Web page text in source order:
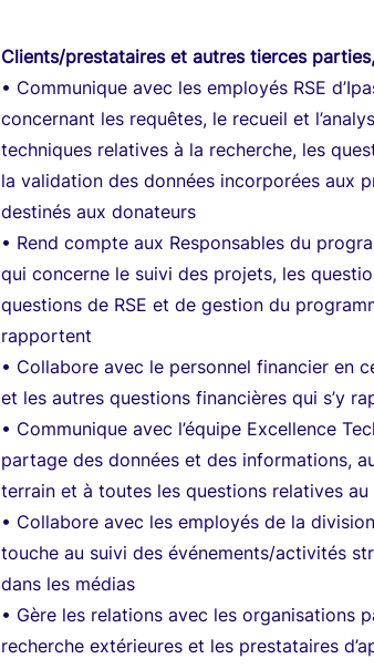
Clients/prestataires et autres tierces
• Communique avec les employés RSE
concernant les requêtes, le recueil et
techniques relatives à la recherche, les
la validation des données incorporées aux
destinés aux donateurs
• Rend compte aux Responsables du
qui concerne le suivi des projets, les
questions de RSE et de gestion du
rapportent
• Collabore avec le personnel financier en
et les autres questions financières qui s’y
• Communique avec l’équipe Excellence
partage des données et des informations,
terrain et à toutes les questions relatives
• Collabore avec les employés de la
touche au suivi des événements/activités
dans les médias
• Gère les relations avec les organisations
recherche extérieures et les prestataires